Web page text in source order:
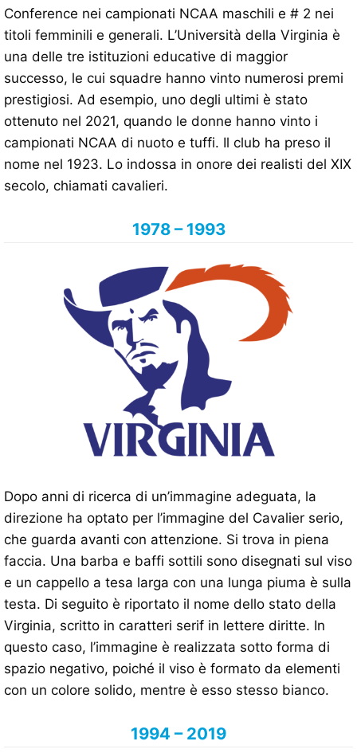
Conference nei campionati NCAA maschili e # 2 nei
titoli femminili e generali. L’Università della Virginia è
una delle tre istituzioni educative di maggior
successo, le cui squadre hanno vinto numerosi premi
prestigiosi. Ad esempio, uno degli ultimi è stato
ottenuto nel 2021, quando le donne hanno vinto i
campionati NCAA di nuoto e tuffi. Il club ha preso il
nome nel 1923. Lo indossa in onore dei realisti del XIX
secolo, chiamati cavalieri.
1978 – 1993
Dopo anni di ricerca di un’immagine adeguata, la
direzione ha optato per l’immagine del Cavalier serio,
che guarda avanti con attenzione. Si trova in piena
faccia. Una barba e baffi sottili sono disegnati sul viso
e un cappello a tesa larga con una lunga piuma è sulla
testa. Di seguito è riportato il nome dello stato della
Virginia, scritto in caratteri serif in lettere diritte. In
questo caso, l’immagine è realizzata sotto forma di
spazio negativo, poiché il viso è formato da elementi
con un colore solido, mentre è esso stesso bianco.
1994 – 2019